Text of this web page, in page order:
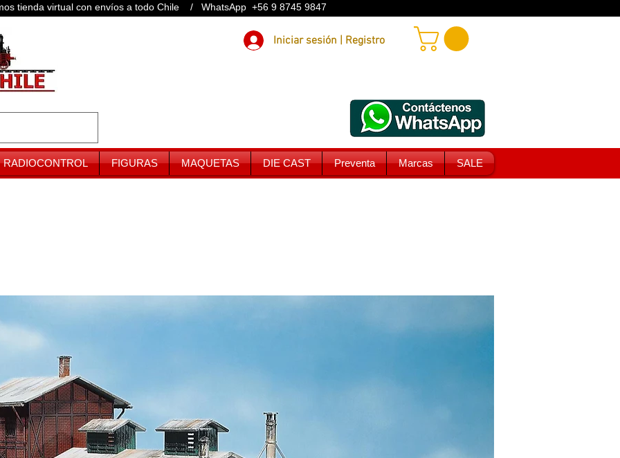
tienda virtual con envíos a todo Chile / WhatsApp +56 9 8745 9847
Iniciar sesión | Registro
RADIOCONTROL FIGURAS MAQUETAS DIE CAST Preventa Marcas SALE